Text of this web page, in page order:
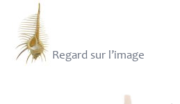
Regard sur l’image